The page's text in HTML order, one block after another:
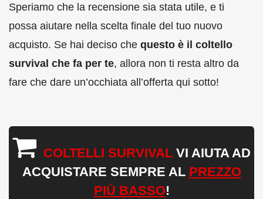
Speriamo che la recensione sia stata utile, e ti
possa aiutare nella scelta finale del tuo nuovo
acquisto. Se hai deciso che questo è il coltello
survival che fa per te, allora non ti resta altro da
fare che dare un’occhiata all’offerta qui sotto!
COLTELLI SURVIVAL VI AIUTA AD
ACQUISTARE SEMPRE AL PREZZO
PIÙ BASSO!